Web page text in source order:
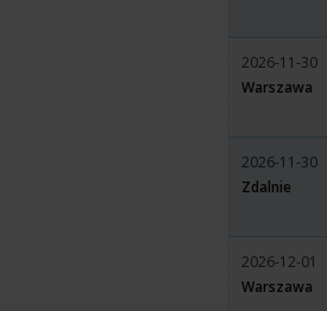
2026-11-30
Warszawa
2026-11-30
Zdalnie
2026-12-01
Warszawa